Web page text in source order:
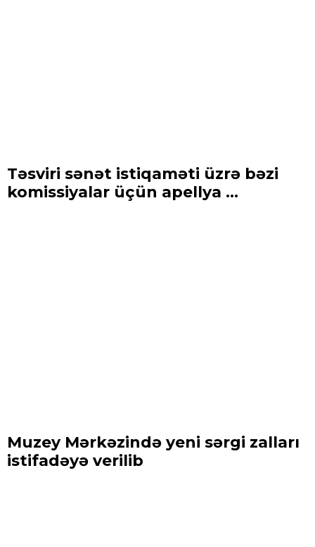
Təsviri sənət istiqaməti üzrə bəzi
komissiyalar üçün apellya ...
Muzey Mərkəzində yeni sərgi zalları
istifadəyə verilib